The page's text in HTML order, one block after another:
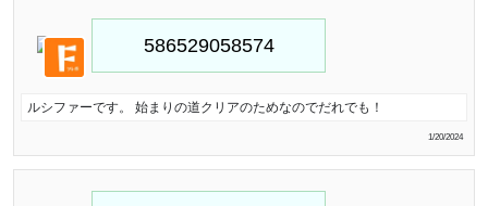
ルシファーです。 始まりの道クリアのためなのでだれでも！
1/20/2024